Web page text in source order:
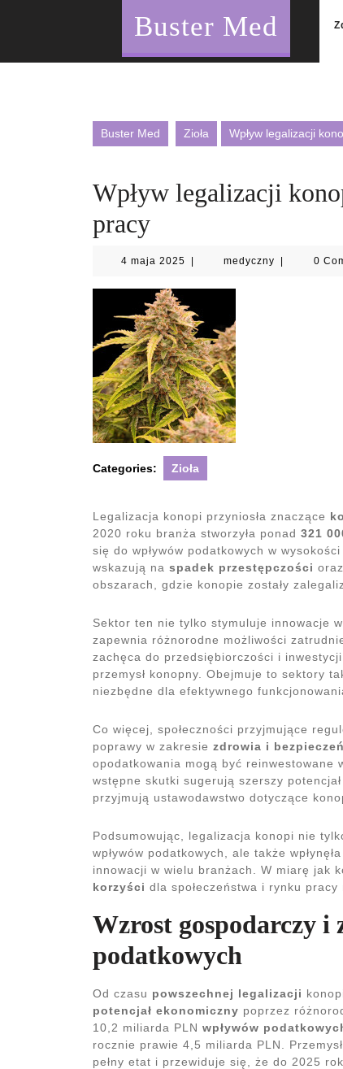
Buster Med
Buster Med Zioła Wpływ legalizacji
Wpływ legalizacji
pracy
4 maja 2025
2025
medyczny medyczny
0
Categories: Zioła
Legalizacja konopi przyniosła znaczące
2020 roku branża stworzyła ponad 321
się do wpływów podatkowych w
wskazują na spadek przestępczości oraz
obszarach, gdzie konopie zostały
Sektor ten nie tylko stymuluje innowacje
zapewnia różnorodne możliwości
zachęca do przedsiębiorczości i
przemysł konopny. Obejmuje to sektory
niezbędne dla efektywnego
Co więcej, społeczności przyjmujące
poprawy w zakresie zdrowia i
opodatkowania mogą być reinwestowane
wstępne skutki sugerują szerszy
przyjmują ustawodawstwo dotyczące
Podsumowując, legalizacja konopi nie
wpływów podatkowych, ale także
innowacji w wielu branżach. W miarę jak
korzyści dla społeczeństwa i rynku pracy
Wzrost gospodarczy i
podatkowych
Od czasu powszechnej legalizacji
potencjał ekonomiczny poprzez
10,2 miliarda PLN wpływów
rocznie prawie 4,5 miliarda PLN.
pełny etat i przewiduje się, że do 2025